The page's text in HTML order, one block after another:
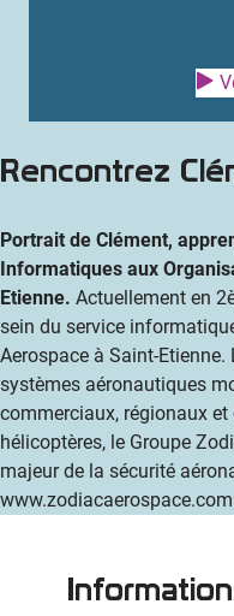
Rencontrez
Portrait de Clément,
Informatiques aux
Etienne. Actuellement en
sein du service
Aerospace à Saint-
systèmes aéronautiques
commerciaux, régionaux
hélicoptères, le Groupe
majeur de la sécurité
www.zodiacaerospace.com